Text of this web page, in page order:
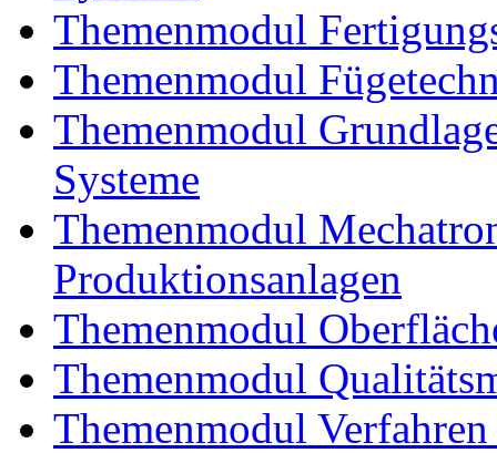
Themenmodul
Themenmodul
Themenmodul
Systeme
Themenmodul
Produktionsanlagen
Themenmodul
Themenmodul
Themenmodul